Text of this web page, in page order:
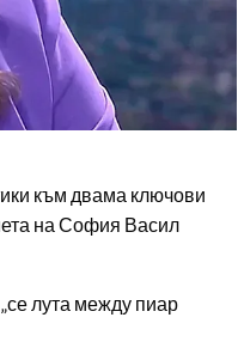
към двама ключови
на София Васил
лута между пиар